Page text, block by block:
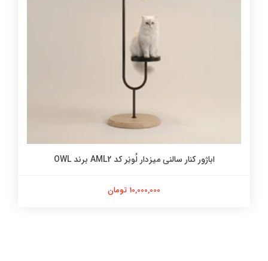
اباژور کنار سالنی میزدار لُونِر کد AML2 برند OWL
10,000,000 تومان